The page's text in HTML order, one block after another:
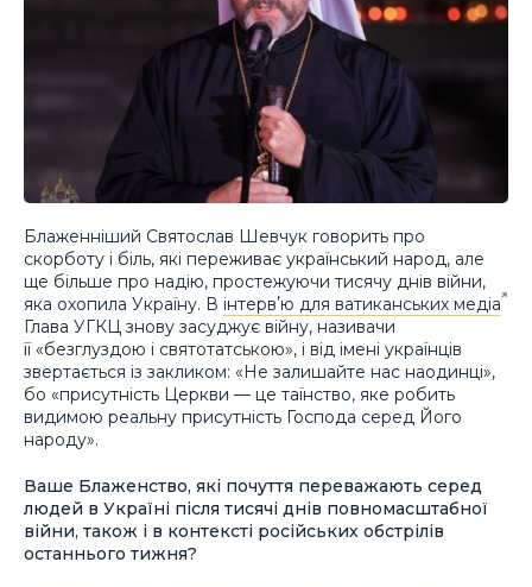
Блаженніший Святослав Шевчук говорить про
скорботу і біль, які переживає український народ, але
ще більше про надію, простежуючи тисячу днів війни,
яка охопила Україну. В інтервʼю для ватиканських медіа
Глава УГКЦ знову засуджує війну, називачи
її «безглуздою і святотатською», і від імені українців
звертається із закликом: «Не залишайте нас наодинці»,
бо «присутність Церкви — це таїнство, яке робить
видимою реальну присутність Господа серед Його
народу».
Ваше Блаженство, які почуття переважають серед
людей в Україні після тисячі днів повномасштабної
війни, також і в контексті російських обстрілів
останнього тижня?